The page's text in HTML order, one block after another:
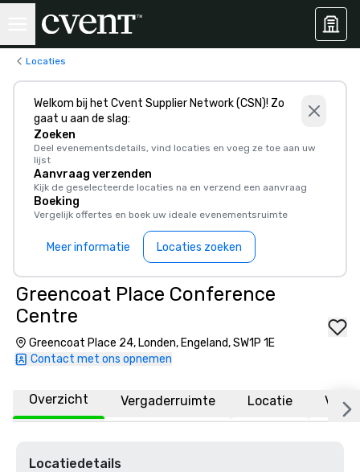
Locaties
Welkom bij het Cvent Supplier Network (CSN)! Zo
gaat u aan de slag:
Zoeken
Deel evenementsdetails, vind locaties en voeg ze toe aan uw
lijst
Aanvraag verzenden
Kijk de geselecteerde locaties na en verzend een aanvraag
Boeking
Vergelijk offertes en boek uw ideale evenementsruimte
Meer informatie Locaties zoeken
Greencoat Place Conference
Centre
Greencoat Place 24, Londen, Engeland, SW1P 1E
Contact met ons opnemen
Overzicht Vergaderruimte Locatie
Locatiedetails